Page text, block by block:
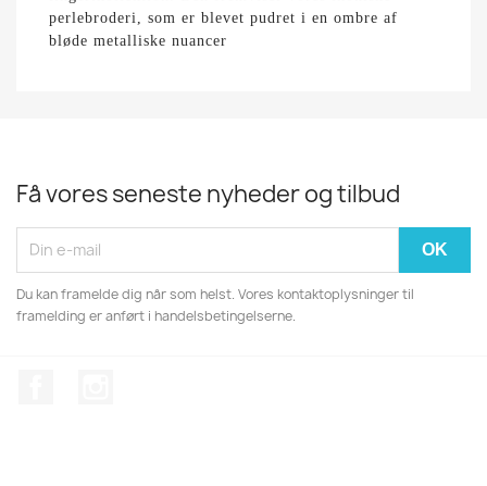
perlebroderi, som er blevet pudret i en ombre af
bløde metalliske nuancer
Få vores seneste nyheder og tilbud
Du kan framelde dig når som helst. Vores kontaktoplysninger til
framelding er anført i handelsbetingelserne.